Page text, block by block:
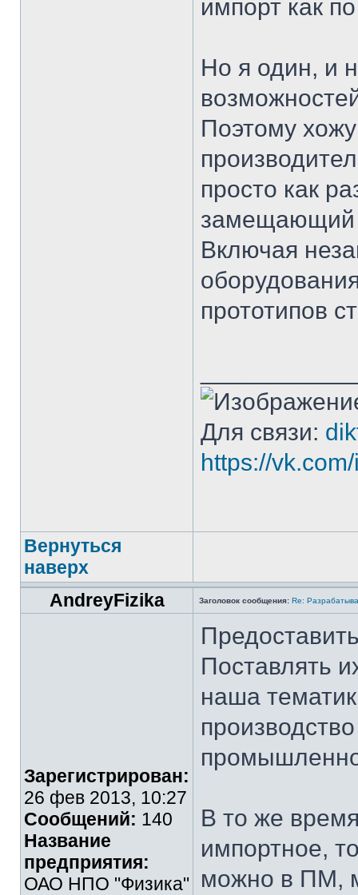
импорт как
Но я один, и
Поэтому
просто как
замещающий
Включая
прототипов
Для связи:
https://
Вернуться
наверх
AndreyFizika
Заголовок сообщения: Re:
Зарегистрирован:
26 фев 2013, 10:27
Сообщений: 140
Название
предприятия:
ОАО НПО "Физика"
Поставлять
наша
В то же
импортное,
можно в ПМ,